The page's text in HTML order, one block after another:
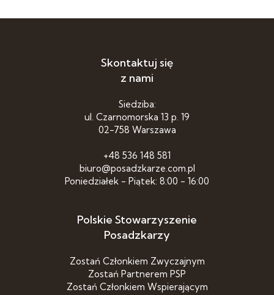
Skontaktuj się
z nami
Siedziba:
ul. Czarnomorska 13 p. 19
02-758 Warszawa
+48 536 148 581
biuro@posadzkarze.com.pl
Poniedziałek - Piątek: 8:00 - 16:00
Polskie Stowarzyszenie
Posadzkarzy
Zostań Członkiem Zwyczajnym
Zostań Partnerem PSP
Zostań Członkiem Wspierającym